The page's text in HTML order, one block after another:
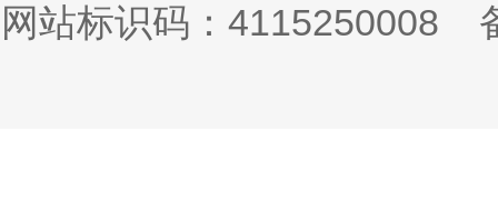
网站标识码：4115250008